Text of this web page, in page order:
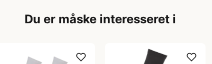
Du er måske interesseret i